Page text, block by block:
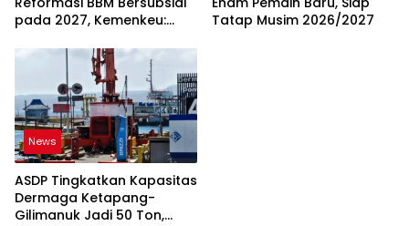
pada 2027, Kemenkeu:
dan Berkeadilan
Tatap Musim 2026/2027
News
ASDP Tingkatkan Kapasitas
Dermaga Ketapang-
Gilimanuk Jadi 50 Ton,